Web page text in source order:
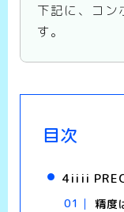
下記に、コン
す。
目次
4iiii
精度